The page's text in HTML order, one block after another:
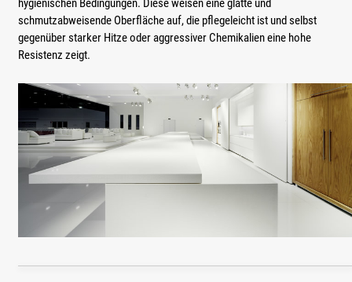
hygienischen Bedingungen. Diese weisen eine glatte und
schmutzabweisende Oberfläche auf, die pflegeleicht ist und selbst
gegenüber starker Hitze oder aggressiver Chemikalien eine hohe
Resistenz zeigt.